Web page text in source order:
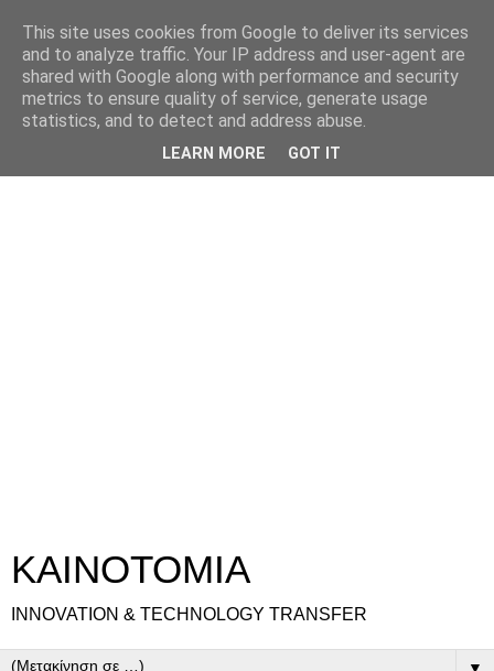
ΚΑΙΝΟΤΟΜΙΑ
INNOVATION & TECHNOLOGY TRANSFER
This site uses cookies from Google to deliver its services
and to analyze traffic. Your IP address and user-agent are
shared with Google along with performance and security
metrics to ensure quality of service, generate usage
statistics, and to detect and address abuse.
LEARN MORE GOT IT